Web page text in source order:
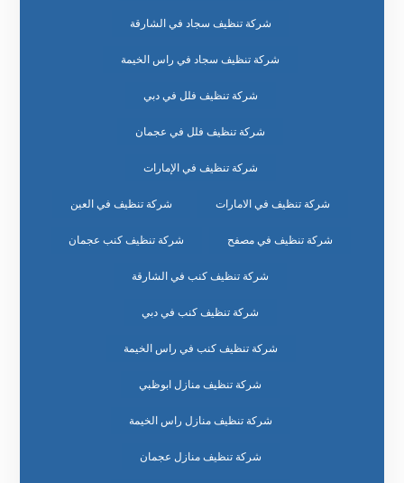
شركة تنظيف سجاد في الشارقة
شركة تنظيف سجاد في راس الخيمة
شركة تنظيف فلل في دبي
شركة تنظيف فلل في عجمان
شركة تنظيف في الإمارات
شركة تنظيف في الامارات شركة تنظيف في العين
شركة تنظيف في مصفح شركة تنظيف كنب عجمان
شركة تنظيف كنب في الشارقة
شركة تنظيف كنب في دبي
شركة تنظيف كنب في راس الخيمة
شركة تنظيف منازل ابوظبي
شركة تنظيف منازل راس الخيمة
شركة تنظيف منازل عجمان